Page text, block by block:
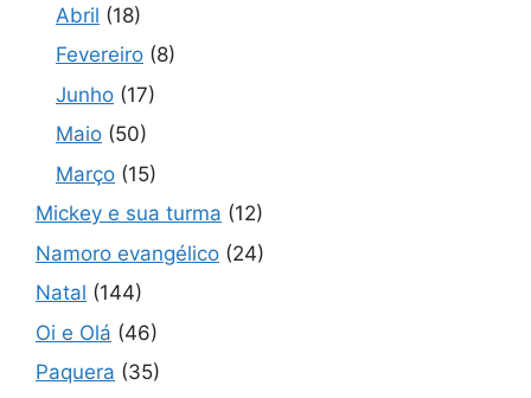
Abril (18)
Fevereiro (8)
Junho (17)
Maio (50)
Março (15)
Mickey e sua turma (12)
Namoro evangélico (24)
Natal (144)
Oi e Olá (46)
Paquera (35)